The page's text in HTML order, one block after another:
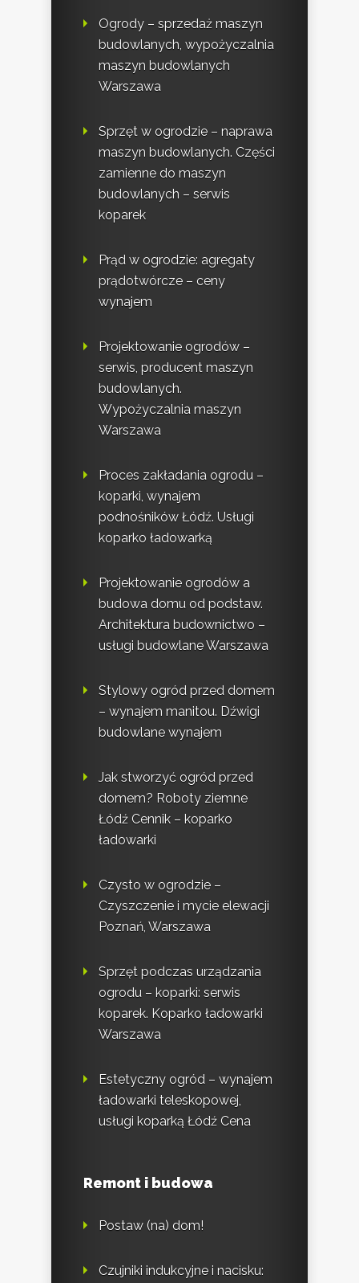
Ogrody – sprzedaż maszyn
budowlanych, wypożyczalnia
maszyn budowlanych
Warszawa
Sprzęt w ogrodzie – naprawa
maszyn budowlanych. Części
zamienne do maszyn
budowlanych – serwis
koparek
Prąd w ogrodzie: agregaty
prądotwórcze – ceny
wynajem
Projektowanie ogrodów –
serwis, producent maszyn
budowlanych.
Wypożyczalnia maszyn
Warszawa
Proces zakładania ogrodu –
koparki, wynajem
podnośników Łódź. Usługi
koparko ładowarką
Projektowanie ogrodów a
budowa domu od podstaw.
Architektura budownictwo –
usługi budowlane Warszawa
Stylowy ogród przed domem
– wynajem manitou. Dźwigi
budowlane wynajem
Jak stworzyć ogród przed
domem? Roboty ziemne
Łódź Cennik – koparko
ładowarki
Czysto w ogrodzie –
Czyszczenie i mycie elewacji
Poznań, Warszawa
Sprzęt podczas urządzania
ogrodu – koparki: serwis
koparek. Koparko ładowarki
Warszawa
Estetyczny ogród – wynajem
ładowarki teleskopowej,
usługi koparką Łódź Cena
Remont i budowa
Postaw (na) dom!
Czujniki indukcyjne i nacisku: